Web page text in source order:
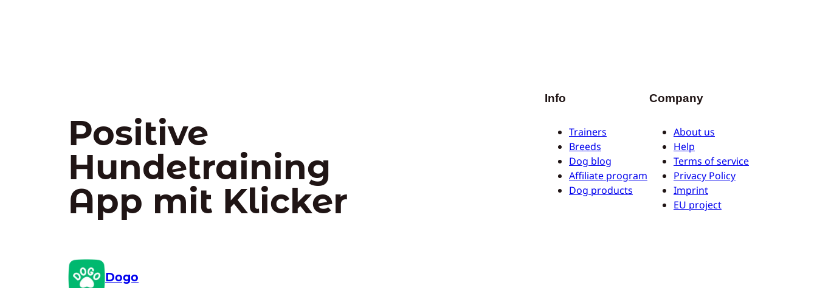
Positive
Hundetraining
App mit Klicker
Dogo
Info
Trainers
Breeds
Dog blog
Affiliate program
Dog products
Company
About us
Help
Terms of service
Privacy Policy
Imprint
EU project